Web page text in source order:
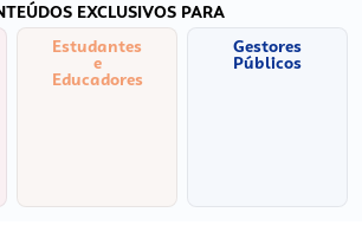
EXCLUSIVOS PARA
Estudantes
e
Educadores
Gestores
Públicos